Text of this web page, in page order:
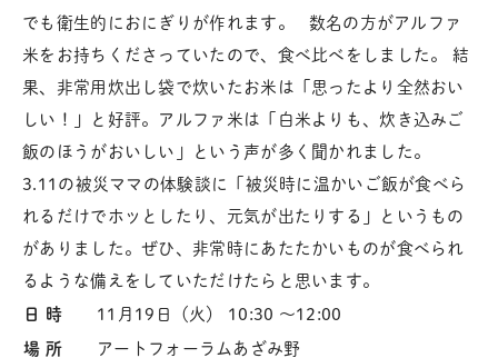
でも衛生的におにぎりが作れます。 数名の方がアルファ
米をお持ちくださっていたので、食べ比べをしました。 結
果、非常用炊出し袋で炊いたお米は「思ったより全然おい
しい！」と好評。アルファ米は「白米よりも、炊き込みご
飯のほうがおいしい」という声が多く聞かれました。
3.11の被災ママの体験談に「被災時に温かいご飯が食べら
れるだけでホッとしたり、元気が出たりする」というもの
がありました。ぜひ、非常時にあたたかいものが食べられ
るような備えをしていただけたらと思います。
日 時
11月19日（火） 10:30 〜12:00
場 所 アートフォーラムあざみ野